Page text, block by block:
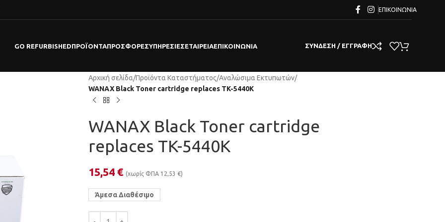
ΕΠΙΚΟΙΝΩΝΊΑ
GO REFURBISHEDΠΡΟΪΌΝΤΑΠΡΟΣΦΟΡΕΣΥΠΗΡΕΣΊΕΣΕΤΑΙΡΕΊΑΕΠΙΚΟΙΝΩΝΊΑ ΣΎΝΔΕΣΗ / ΕΓΓΡΑΦΉ
Αρχική σελίδα/Προϊόντα Καταστήματος/Αναλώσιμα Εκτυπωτών/
WANAX Black Toner cartridge replaces TK-5440K
WANAX Black Toner cartridge
replaces TK-5440K
15,54 € (χωρίς ΦΠΑ 12,53 €)
Άμεσα Διαθέσιμο